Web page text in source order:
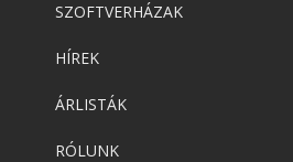
SZOFTVERHÁZAK
HÍREK
ÁRLISTÁK
RÓLUNK